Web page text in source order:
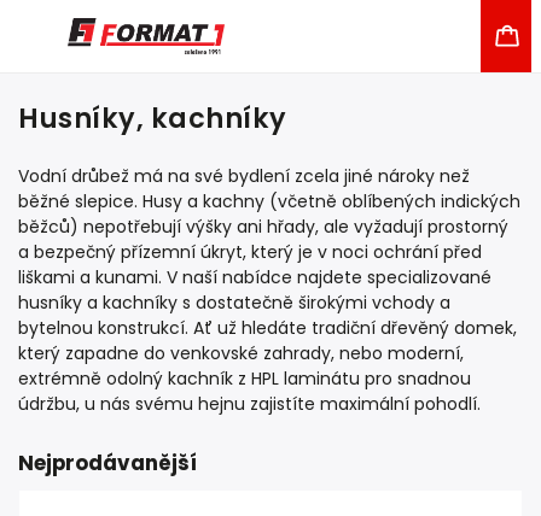
Husníky, kachníky
Vodní drůbež má na své bydlení zcela jiné nároky než
běžné slepice. Husy a kachny (včetně oblíbených indických
běžců) nepotřebují výšky ani hřady, ale vyžadují prostorný
a bezpečný přízemní úkryt, který je v noci ochrání před
liškami a kunami. V naší nabídce najdete specializované
husníky a kachníky s dostatečně širokými vchody a
bytelnou konstrukcí. Ať už hledáte tradiční dřevěný domek,
který zapadne do venkovské zahrady, nebo moderní,
extrémně odolný kachník z HPL laminátu pro snadnou
údržbu, u nás svému hejnu zajistíte maximální pohodlí.
Nejprodávanější